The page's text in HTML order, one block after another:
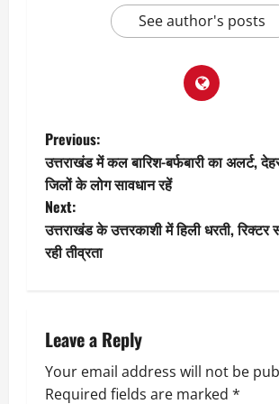
See author's posts
P
o
s
t
a
v
Previous:
उत्तराखंड में कल बारिश-बर्फबारी का अलर्ट,
जिलों के लोग सावधान रहें
Next:
उत्तराखंड के उत्तरकाशी में हिली धरती,
रही तीव्रता
Leave a Reply
Your email address will not be
Required fields are marked *